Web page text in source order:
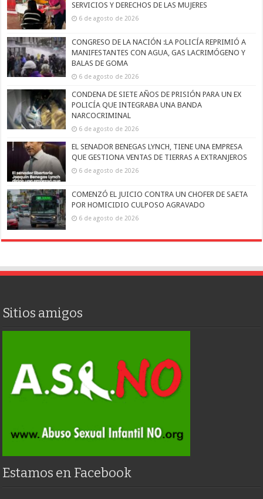
SERVICIOS Y DERECHOS DE LAS MUJERES
6 de agosto de 2026
CONGRESO DE LA NACIÓN :LA POLICÍA REPRIMIÓ A
MANIFESTANTES CON AGUA, GAS LACRIMÓGENO Y
BALAS DE GOMA
6 de agosto de 2026
CONDENA DE SIETE AÑOS DE PRISIÓN PARA UN EX
POLICÍA QUE INTEGRABA UNA BANDA
NARCOCRIMINAL
6 de agosto de 2026
EL SENADOR BENEGAS LYNCH, TIENE UNA EMPRESA
QUE GESTIONA VENTAS DE TIERRAS A EXTRANJEROS
6 de agosto de 2026
COMENZÓ EL JUICIO CONTRA UN CHOFER DE SAETA
POR HOMICIDIO CULPOSO AGRAVADO
6 de agosto de 2026
Sitios amigos
Estamos en Facebook